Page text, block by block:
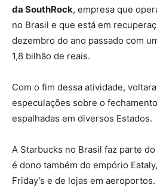
da SouthRock, empresa que
no Brasil e que está em
dezembro do ano passado com
1,8 bilhão de reais.
Com o fim dessa atividade,
especulações sobre o
espalhadas em diversos Estados.
A Starbucks no Brasil faz parte
é dono também do empório
Friday’s e de lojas em aeroportos.